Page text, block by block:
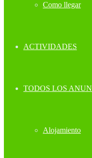
Como llegar
ACTIVIDADES
TODOS LOS
Alojamiento